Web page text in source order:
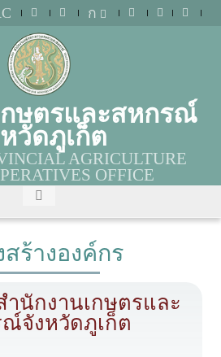
ก
กษตรและสหกรณ์
วัดภูเก็ต
AGRICULTURE
OFFICE
สร้างองค์กร
ำนักงานเกษตรและ
จังหวัดภูเก็ต